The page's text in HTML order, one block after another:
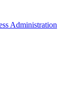
Administration